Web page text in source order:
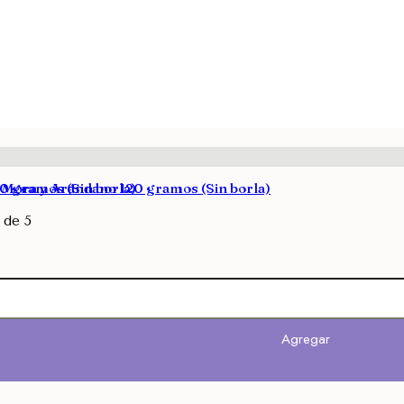
gramos (Sin borla)
y Arándano 120 gramos (Sin borla)
5
Agregar